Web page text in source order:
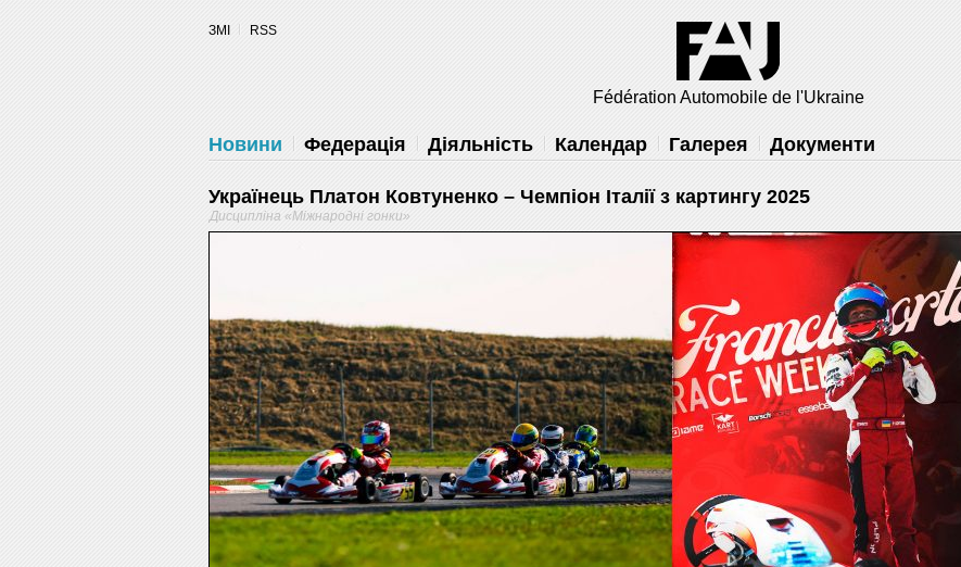
ЗМІ RSS
Fédération Automobile de l'Ukraine
Новини Федерація Діяльність Календар Галерея Документи
Українець Платон Ковтуненко – Чемпіон Італії з картингу 2025
Дисципліна «Міжнародні гонки»